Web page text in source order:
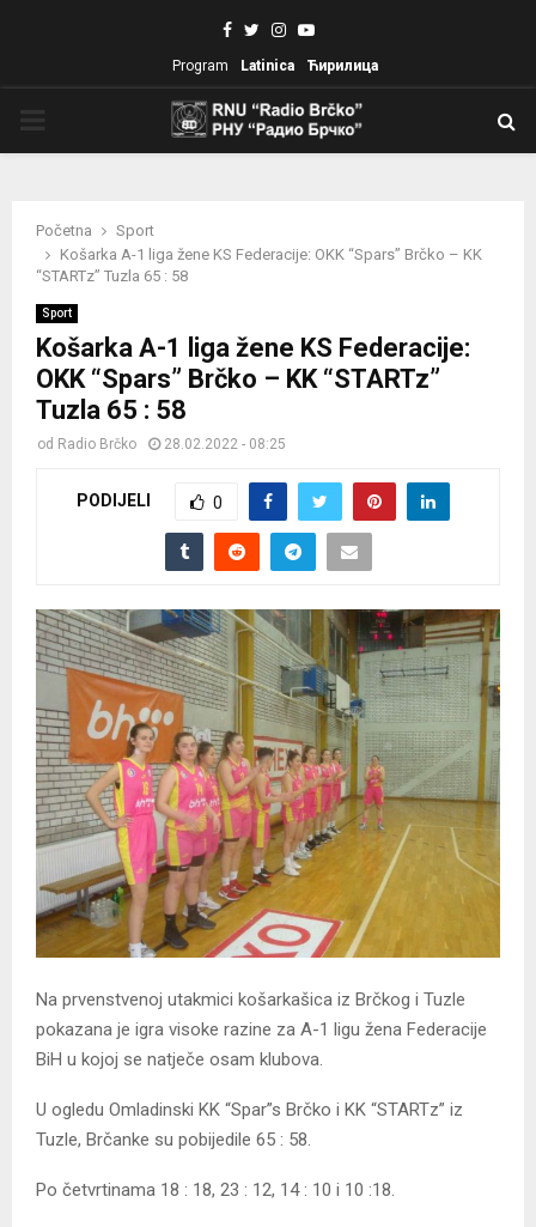
Facebook
TwitterInstagram
Youtube
Program Latinica Ћирилица
Početna
Sport
Košarka A-1 liga žene KS Federacije: OKK “Spars” Brčko – KK
“STARTz” Tuzla 65 : 58
Sport
Košarka A-1 liga žene KS Federacije:
OKK “Spars” Brčko – KK “STARTz”
Tuzla 65 : 58
od Radio Brčko 28.02.2022 - 08:25
PODIJELI 0
Na prvenstvenoj utakmici košarkašica iz Brčkog i Tuzle
pokazana je igra visoke razine za A-1 ligu žena Federacije
BiH u kojoj se natječe osam klubova.
U ogledu Omladinski KK “Spar”s Brčko i KK “STARTz” iz
Tuzle, Brčanke su pobijedile 65 : 58.
Po četvrtinama 18 : 18, 23 : 12, 14 : 10 i 10 :18.